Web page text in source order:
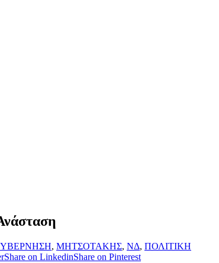
, ΜΗΤΣΟΤΑΚΗΣ, ΝΔ, ΠΟΛΙΤΙΚΗ
Share on LinkedinShare on Pinterest